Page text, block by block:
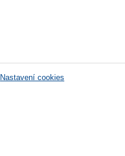
Nastavení cookies